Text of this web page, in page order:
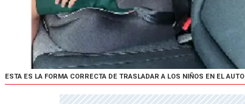
ESTA ES LA FORMA CORRECTA DE TRASLADAR A LOS NIÑOS EN EL AUTO